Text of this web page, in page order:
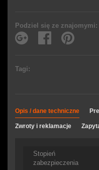
Podziel się ze znajomymi:
Tagi:
Opis / dane techniczne
Zwroty i reklamacje
Stopień
zabezpieczenia